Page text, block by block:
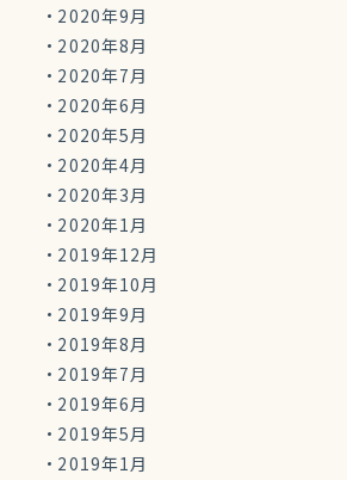
2020年9月
2020年8月
2020年7月
2020年6月
2020年5月
2020年4月
2020年3月
2020年1月
2019年12月
2019年10月
2019年9月
2019年8月
2019年7月
2019年6月
2019年5月
2019年1月